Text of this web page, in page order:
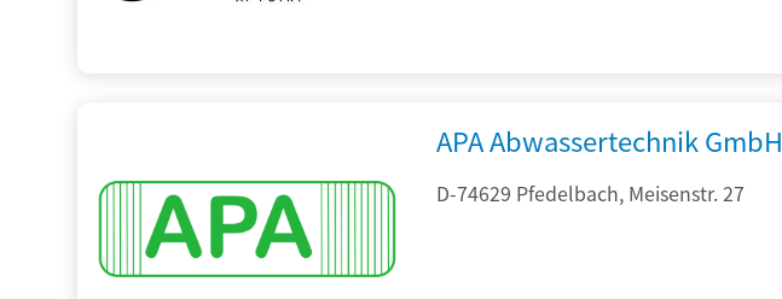
APA Abwassertechnik GmbH
D-74629 Pfedelbach, Meisenstr. 27